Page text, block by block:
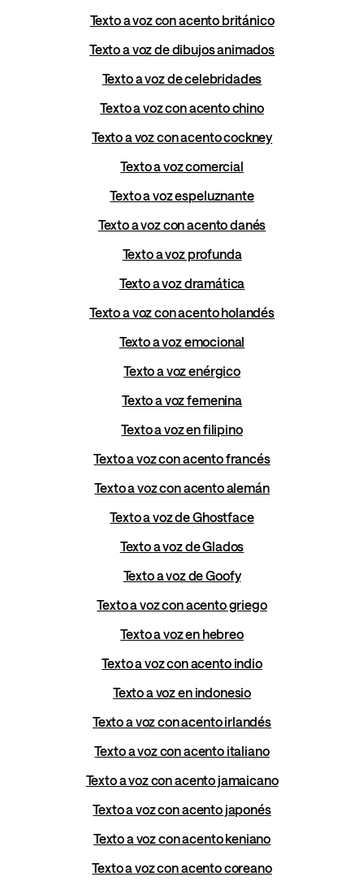
Texto a voz con acento británico
Texto a voz de dibujos animados
Texto a voz de celebridades
Texto a voz con acento chino
Texto a voz con acento cockney
Texto a voz comercial
Texto a voz espeluznante
Texto a voz con acento danés
Texto a voz profunda
Texto a voz dramática
Texto a voz con acento holandés
Texto a voz emocional
Texto a voz enérgico
Texto a voz femenina
Texto a voz en filipino
Texto a voz con acento francés
Texto a voz con acento alemán
Texto a voz de Ghostface
Texto a voz de Glados
Texto a voz de Goofy
Texto a voz con acento griego
Texto a voz en hebreo
Texto a voz con acento indio
Texto a voz en indonesio
Texto a voz con acento irlandés
Texto a voz con acento italiano
Texto a voz con acento jamaicano
Texto a voz con acento japonés
Texto a voz con acento keniano
Texto a voz con acento coreano